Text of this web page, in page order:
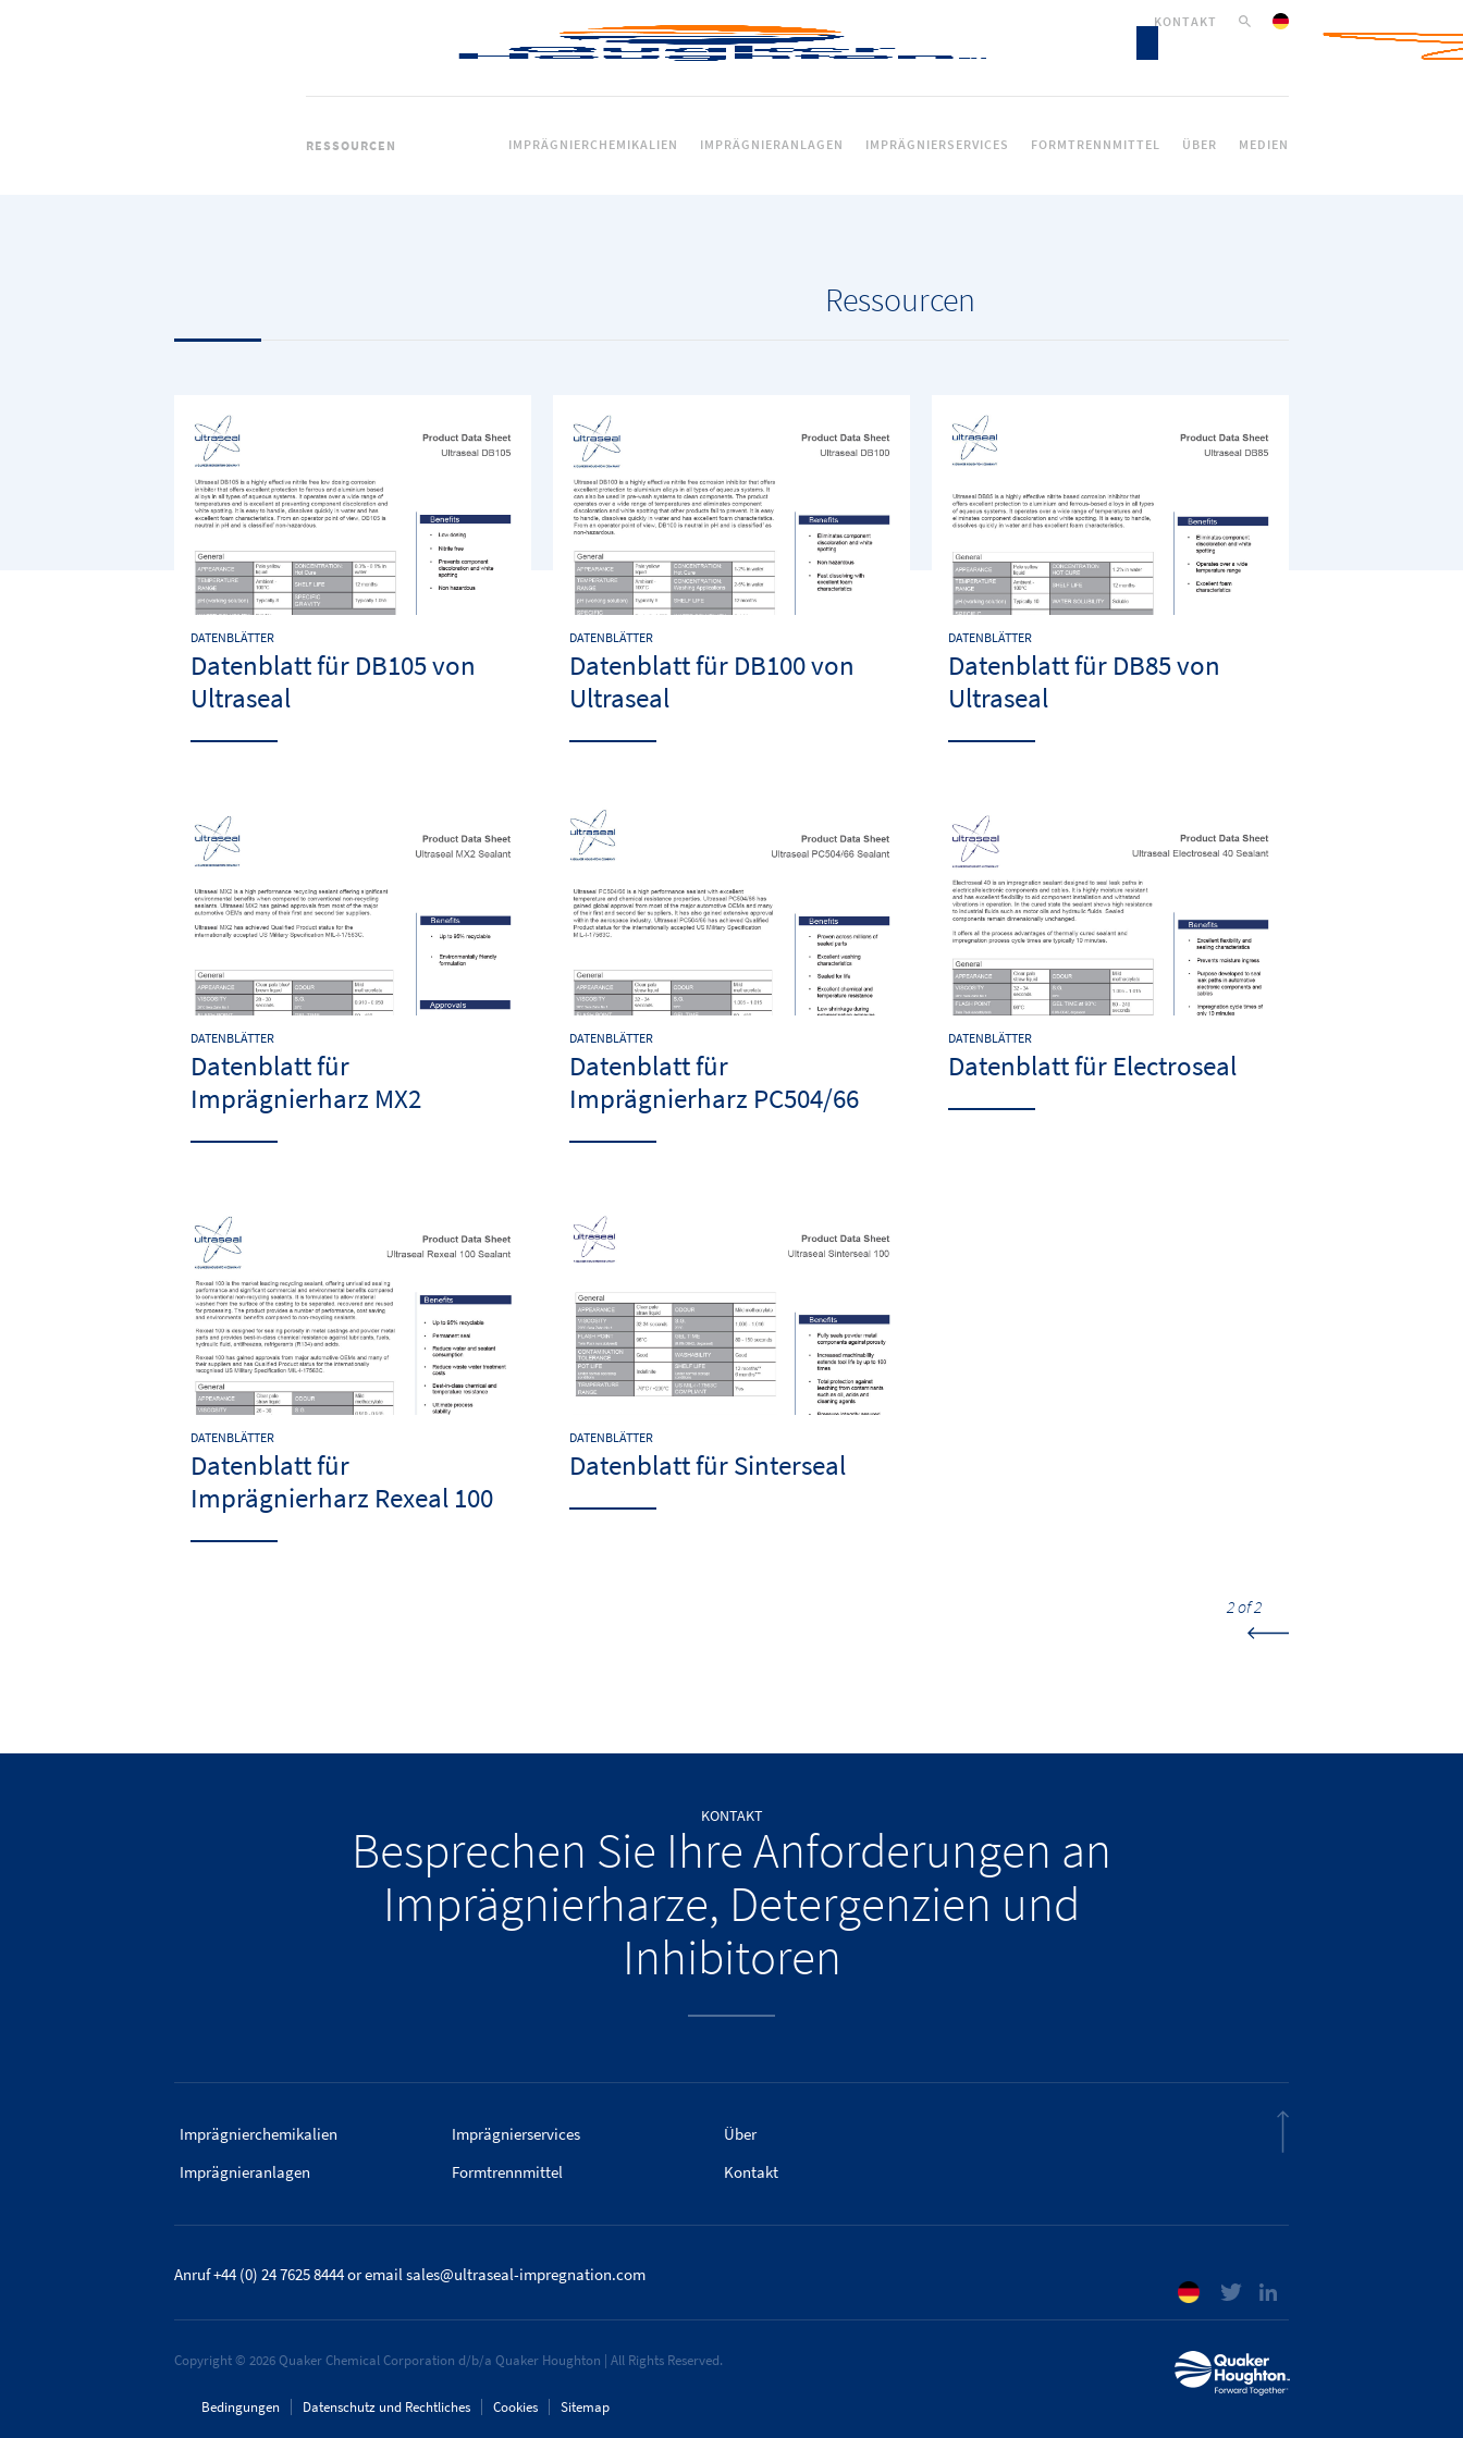
IMPRÄGNIERCHEMIKALIEN IMPRÄGNIERANLAGEN IMPRÄGNIERSERVICES FORMTRENNMITTEL ÜBER MEDIEN
KONTAKT
RESSOURCEN
Ressourcen
DATENBLÄTTER
Datenblatt für DB105 von
Ultraseal
DATENBLÄTTER
Datenblatt für DB100 von
Ultraseal
DATENBLÄTTER
Datenblatt für DB85 von
Ultraseal
DATENBLÄTTER
Datenblatt für
Imprägnierharz MX2
DATENBLÄTTER
Datenblatt für
Imprägnierharz PC504/66
DATENBLÄTTER
Datenblatt für Electroseal
DATENBLÄTTER
Datenblatt für
Imprägnierharz Rexeal 100
DATENBLÄTTER
Datenblatt für Sinterseal
2 of 2
KONTAKT
Besprechen Sie Ihre Anforderungen an
Imprägnierharze, Detergenzien und
Inhibitoren
Imprägnierchemikalien
Imprägnieranlagen
Imprägnierservices
Formtrennmittel
Über
Kontakt
Anruf +44 (0) 24 7625 8444or emailsales@ultraseal-impregnation.com
Copyright © 2026 Quaker Chemical Corporation d/b/a Quaker Houghton | All Rights Reserved.
Bedingungen Datenschutz und Rechtliches Cookies Sitemap